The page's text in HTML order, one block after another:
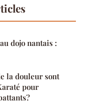
dojo nantais :
la douleur sont
pour